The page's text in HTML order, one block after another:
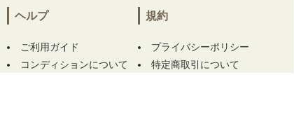
型インナーパンツ付き】【未使用品 テーラー
メイド Taylor Made ゴルフ小物 100×30cm ブ
ルー クーリングタオル カラビナボトル付】
【中古 レディース ランバンスポール LANVIN
SPORT フルジップアウター 40(L) 紺 ネイビー
ヘルプ
ご利用ガイド
コンディションについて
規約
プライバシーポリシー
特定商取引について